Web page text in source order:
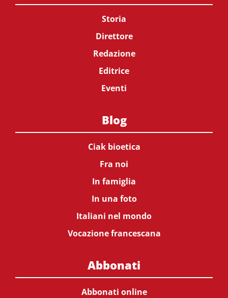
Storia
Direttore
Redazione
Editrice
Eventi
Blog
Ciak bioetica
Fra noi
In famiglia
In una foto
Italiani nel mondo
Vocazione francescana
Abbonati
Abbonati online